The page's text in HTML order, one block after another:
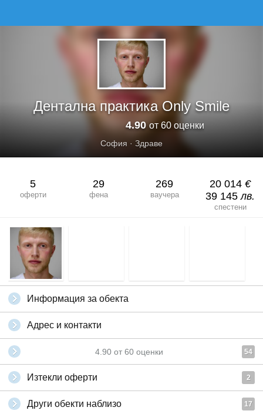
Дентална практика Only Smile
4.90от 60 оценки
София · Здраве
5
оферти
29
фена
269
ваучера
20 014 €
39 145лв.
спестени
Информация за обекта
Адрес и контакти
4.90 от 60 оценки 54
Изтекли оферти 2
Други обекти наблизо 17